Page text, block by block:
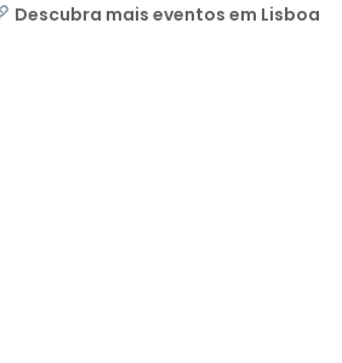
Descubra mais eventos em Lisboa